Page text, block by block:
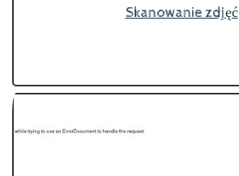
Skanowanie zdjęć